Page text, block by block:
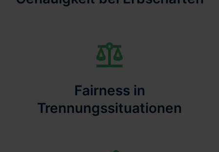
Fairness in
Trennungssituationen